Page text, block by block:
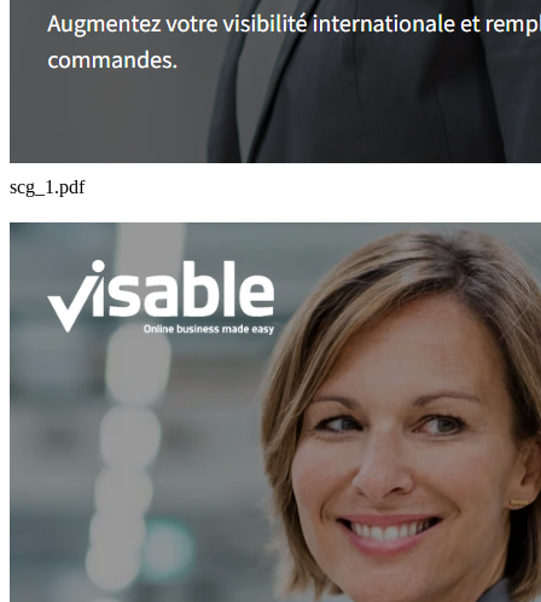
scg_1.pdf